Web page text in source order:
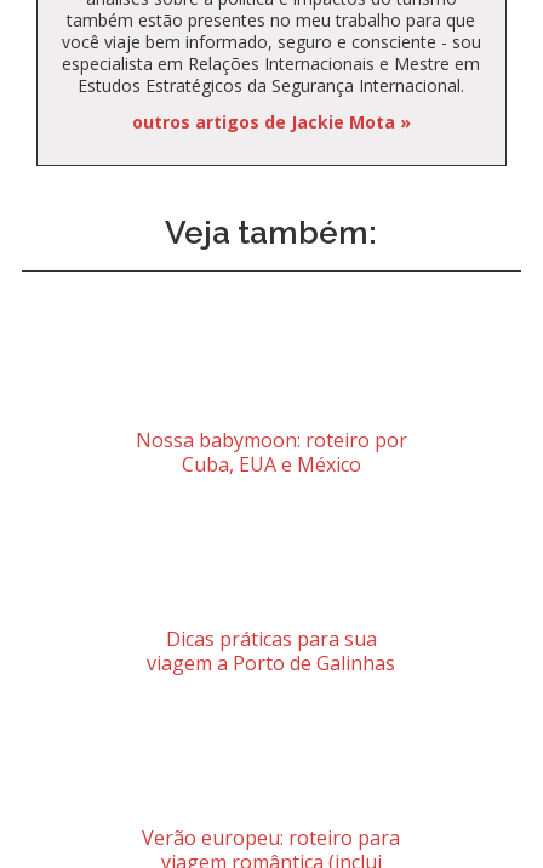
também estão presentes no meu trabalho para que
você viaje bem informado, seguro e consciente - sou
especialista em Relações Internacionais e Mestre em
Estudos Estratégicos da Segurança Internacional.
outros artigos de Jackie Mota »
Veja também:
Nossa babymoon: roteiro por
Cuba, EUA e México
Dicas práticas para sua
viagem a Porto de Galinhas
Verão europeu: roteiro para
viagem romântica (inclui